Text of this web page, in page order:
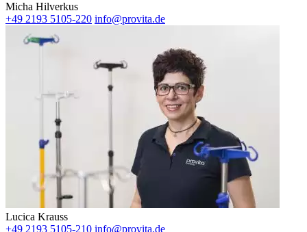
Micha Hilverkus
+49 2193 5105-220 info@provita.de
Lucica Krauss
+49 2193 5105-210 info@provita.de